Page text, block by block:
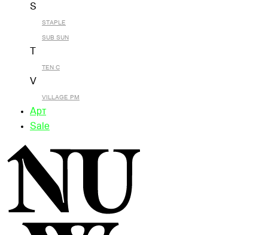
S
STAPLE
SUB SUN
TEN C
V
VILLAGE PM
Арт
Sale